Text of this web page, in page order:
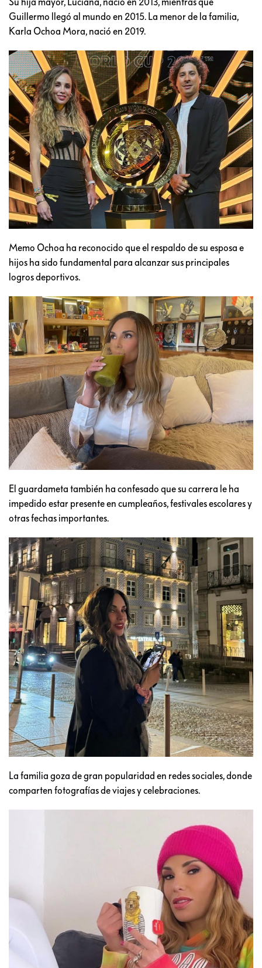
Guillermo llegó al mundo en 2015. La menor de la familia,
Karla Ochoa Mora, nació en 2019.
Memo Ochoa ha reconocido que el respaldo de su esposa e
hijos ha sido fundamental para alcanzar sus principales
logros deportivos.
El guardameta también ha confesado que su carrera le ha
impedido estar presente en cumpleaños, festivales escolares y
otras fechas importantes.
La familia goza de gran popularidad en redes sociales, donde
comparten fotografías de viajes y celebraciones.